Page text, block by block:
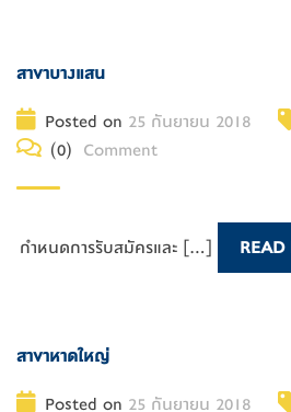
สาขาบางแสน
Posted on 25 กันยายน 2018
(0) Comment
กำหนดการรับสมัครและ [...] READ
สาขาหาดใหญ่
Posted on 25 กันยายน 2018